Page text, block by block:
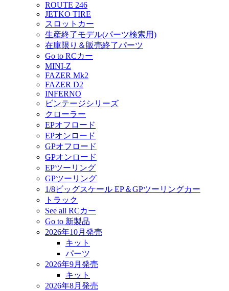
ROUTE 246
JETKO TIRE
スロットカー
生産終了モデル(パーツ検索用)
在庫限り＆販売終了パーツ
Go to RCカー
MINI-Z
FAZER Mk2
FAZER D2
INFERNO
ビンテージシリーズ
クローラー
EPオフロード
EPオンロード
GPオフロード
GPオンロード
EPツーリング
GPツーリング
1/8ビッグスケール EP＆GPツーリングカー
トラック
See all RCカー
Go to 新製品
2026年10月発売
キット
パーツ
2026年9月発売
キット
2026年8月発売